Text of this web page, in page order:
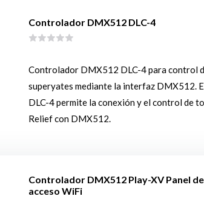
Controlador DMX512 DLC-4
Controlador DMX512 DLC-4 para control
superyates mediante la interfaz DMX512.
DLC-4 permite la conexión y el control de
Relief con DMX512.
Controlador DMX512 Play-XV Panel
acceso WiFi